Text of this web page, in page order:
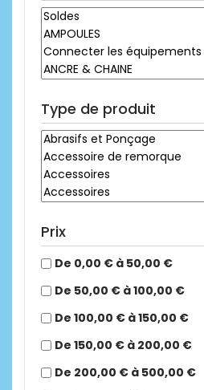
Type de produit
Prix
De 0,00 € à 50,00 €
De 50,00 € à 100,00 €
De 100,00 € à 150,00 €
De 150,00 € à 200,00 €
De 200,00 € à 500,00 €